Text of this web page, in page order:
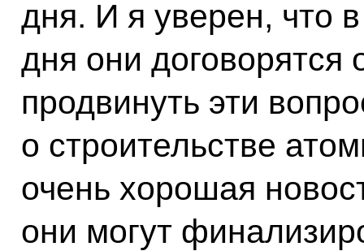
дня. И я уверен, что
дня они договорятся
продвинуть эти
о строительстве
очень хорошая
они могут